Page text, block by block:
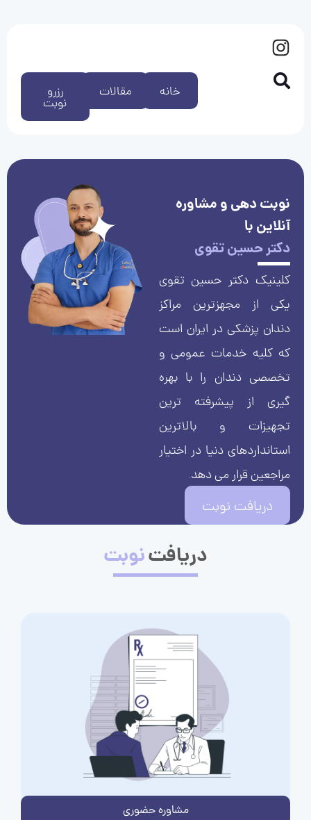
رزرو
نوبت
مقالات خانه
نوبت دهی و مشاوره
آنلاین با
دکتر حسین تقوی
کلینیک دکتر حسین تقوی
یکی از مجهزترین مراکز
دندان پزشکی در ایران است
که کلیه خدمات عمومی و
تخصصی دندان را با بهره
گیری از پیشرفته ترین
تجهیزات و بالاترین
استانداردهای دنیا در اختیار
مراجعین قرار می دهد.
دریافت نوبت
دریافتنوبت
مشاوره حضوری